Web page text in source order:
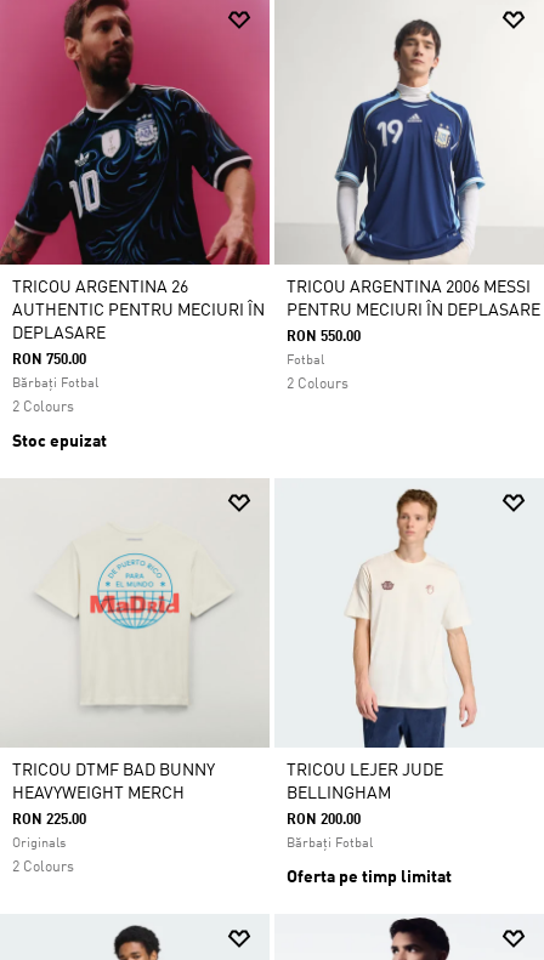
TRICOU ARGENTINA 26
AUTHENTIC PENTRU MECIURI ÎN
DEPLASARE
RON 750.00
Bărbați Fotbal
2 Colours
Stoc epuizat
TRICOU ARGENTINA 2006 MESSI
PENTRU MECIURI ÎN DEPLASARE
RON 550.00
Fotbal
2 Colours
TRICOU DTMF BAD BUNNY
HEAVYWEIGHT MERCH
RON 225.00
Originals
2 Colours
TRICOU LEJER JUDE
BELLINGHAM
RON 200.00
Bărbați Fotbal
Oferta pe timp limitat